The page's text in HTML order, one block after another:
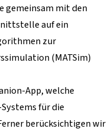
gemeinsam mit den
auf ein
zur
(MATSim)
App, welche
für die
berücksichtigen wir